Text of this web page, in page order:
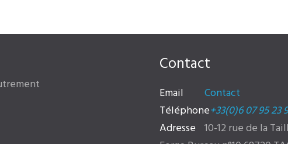
Contact
Email
Contact
Téléphone+33(0)6 07 95 23
Adresse 10-12 rue de la